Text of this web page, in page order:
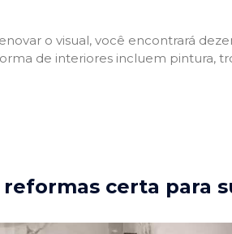
o visual, você encontrará
de interiores incluem pintura,
certa para